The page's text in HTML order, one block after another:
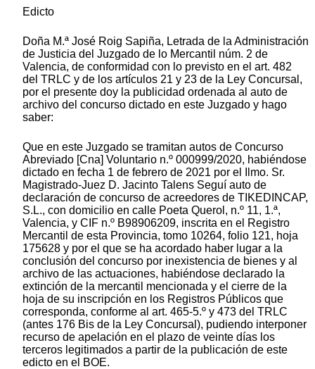
Edicto
Doña M.ª José Roig Sapiña, Letrada de la Administración
de Justicia del Juzgado de lo Mercantil núm. 2 de
Valencia, de conformidad con lo previsto en el art. 482
del TRLC y de los artículos 21 y 23 de la Ley Concursal,
por el presente doy la publicidad ordenada al auto de
archivo del concurso dictado en este Juzgado y hago
saber:
Que en este Juzgado se tramitan autos de Concurso
Abreviado [Cna] Voluntario n.º 000999/2020, habiéndose
dictado en fecha 1 de febrero de 2021 por el Ilmo. Sr.
Magistrado-Juez D. Jacinto Talens Seguí auto de
declaración de concurso de acreedores de TIKEDINCAP,
S.L., con domicilio en calle Poeta Querol, n.º 11, 1.ª,
Valencia, y CIF n.º B98906209, inscrita en el Registro
Mercantil de esta Provincia, tomo 10264, folio 121, hoja
175628 y por el que se ha acordado haber lugar a la
conclusión del concurso por inexistencia de bienes y al
archivo de las actuaciones, habiéndose declarado la
extinción de la mercantil mencionada y el cierre de la
hoja de su inscripción en los Registros Públicos que
corresponda, conforme al art. 465-5.º y 473 del TRLC
(antes 176 Bis de la Ley Concursal), pudiendo interponer
recurso de apelación en el plazo de veinte días los
terceros legitimados a partir de la publicación de este
edicto en el BOE.